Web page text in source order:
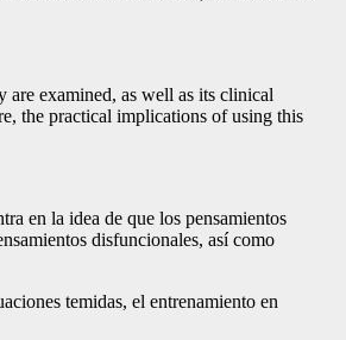
examined, as well as its clinical
the practical implications of using this
en la idea de que los pensamientos
disfuncionales, así como
temidas, el entrenamiento en